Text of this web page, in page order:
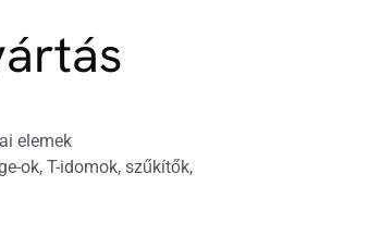
elemek
ok, T-idomok, szűkítők,